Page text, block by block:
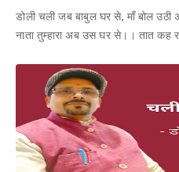
डोली चली जब बाबुल घर से, माँ बोल
नाता तुम्हारा अब उस घर से।। तात कह